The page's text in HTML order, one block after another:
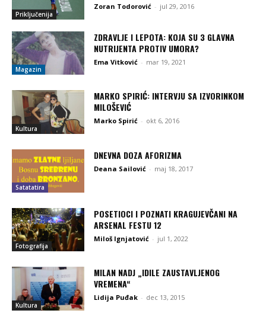
Priključenija
Zoran Todorović - jul 29, 2016
Magazin
ZDRAVLJE I LEPOTA: KOJA SU 3 GLAVNA
NUTRIJENTA PROTIV UMORA?
Ema Vitković - mar 19, 2021
Kultura
MARKO SPIRIĆ: INTERVJU SA IZVORINKOM
MILOŠEVIĆ
Marko Spirić - okt 6, 2016
Satatatira
DNEVNA DOZA AFORIZMA
Deana Sailović - maj 18, 2017
Fotografija
POSETIOCI I POZNATI KRAGUJEVČANI NA
ARSENAL FESTU 12
Miloš Ignjatović - jul 1, 2022
Kultura
MILAN NADJ „IDILE ZAUSTAVLJENOG
VREMENA“
Lidija Puđak - dec 13, 2015